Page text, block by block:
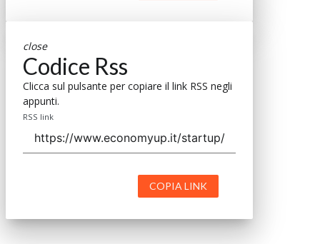
close
Codice Rss
Clicca sul pulsante per copiare il link RSS negli
appunti.
RSS link
COPIA LINK